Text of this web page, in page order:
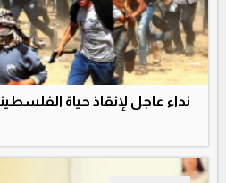
نداء عاجل لإنقاذ حياة